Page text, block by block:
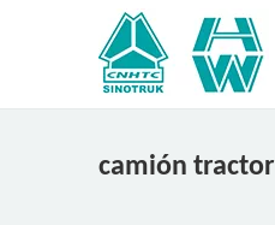
camión tractor